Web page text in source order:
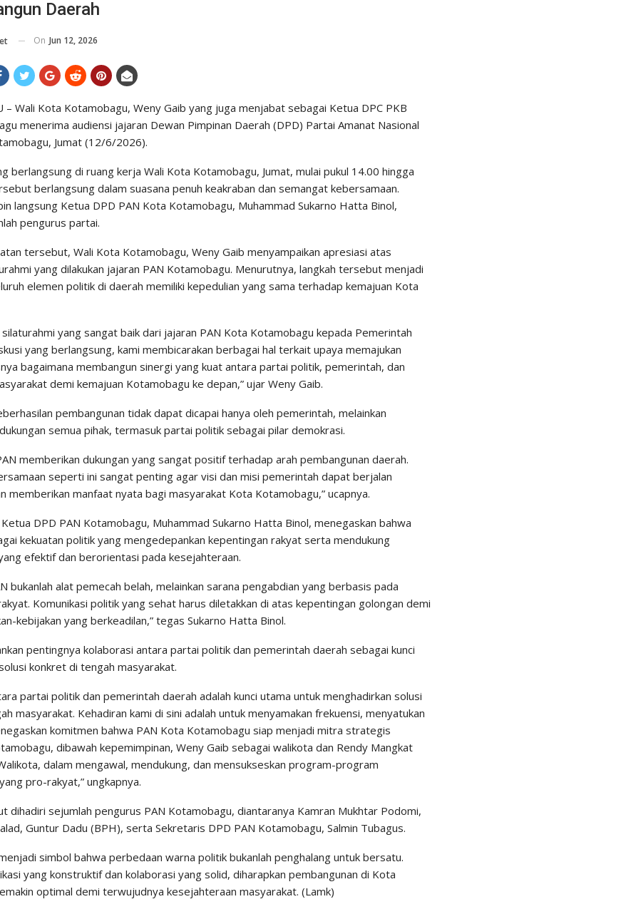
Daerah
On Jun 12, 2026
– Wali Kota Kotamobagu, Weny Gaib yang juga menjabat sebagai Ketua DPC PKB
menerima audiensi jajaran Dewan Pimpinan Daerah (DPD) Partai Amanat Nasional
Jumat (12/6/2026).
berlangsung di ruang kerja Wali Kota Kotamobagu, Jumat, mulai pukul 14.00 hingga
berlangsung dalam suasana penuh keakraban dan semangat kebersamaan.
langsung Ketua DPD PAN Kota Kotamobagu, Muhammad Sukarno Hatta Binol,
pengurus partai.
tersebut, Wali Kota Kotamobagu, Weny Gaib menyampaikan apresiasi atas
yang dilakukan jajaran PAN Kotamobagu. Menurutnya, langkah tersebut menjadi
elemen politik di daerah memiliki kepedulian yang sama terhadap kemajuan Kota
silaturahmi yang sangat baik dari jajaran PAN Kota Kotamobagu kepada Pemerintah
yang berlangsung, kami membicarakan berbagai hal terkait upaya memajukan
bagaimana membangun sinergi yang kuat antara partai politik, pemerintah, dan
demi kemajuan Kotamobagu ke depan,” ujar Weny Gaib.
pembangunan tidak dapat dicapai hanya oleh pemerintah, melainkan
semua pihak, termasuk partai politik sebagai pilar demokrasi.
memberikan dukungan yang sangat positif terhadap arah pembangunan daerah.
seperti ini sangat penting agar visi dan misi pemerintah dapat berjalan
memberikan manfaat nyata bagi masyarakat Kota Kotamobagu,” ucapnya.
DPD PAN Kotamobagu, Muhammad Sukarno Hatta Binol, menegaskan bahwa
kekuatan politik yang mengedepankan kepentingan rakyat serta mendukung
efektif dan berorientasi pada kesejahteraan.
bukanlah alat pemecah belah, melainkan sarana pengabdian yang berbasis pada
Komunikasi politik yang sehat harus diletakkan di atas kepentingan golongan demi
kebijakan yang berkeadilan,” tegas Sukarno Hatta Binol.
pentingnya kolaborasi antara partai politik dan pemerintah daerah sebagai kunci
konkret di tengah masyarakat.
partai politik dan pemerintah daerah adalah kunci utama untuk menghadirkan solusi
masyarakat. Kehadiran kami di sini adalah untuk menyamakan frekuensi, menyatukan
komitmen bahwa PAN Kota Kotamobagu siap menjadi mitra strategis
dibawah kepemimpinan, Weny Gaib sebagai walikota dan Rendy Mangkat
dalam mengawal, mendukung, dan mensukseskan program-program
pro-rakyat,” ungkapnya.
dihadiri sejumlah pengurus PAN Kotamobagu, diantaranya Kamran Mukhtar Podomi,
Guntur Dadu (BPH), serta Sekretaris DPD PAN Kotamobagu, Salmin Tubagus.
simbol bahwa perbedaan warna politik bukanlah penghalang untuk bersatu.
yang konstruktif dan kolaborasi yang solid, diharapkan pembangunan di Kota
optimal demi terwujudnya kesejahteraan masyarakat. (Lamk)